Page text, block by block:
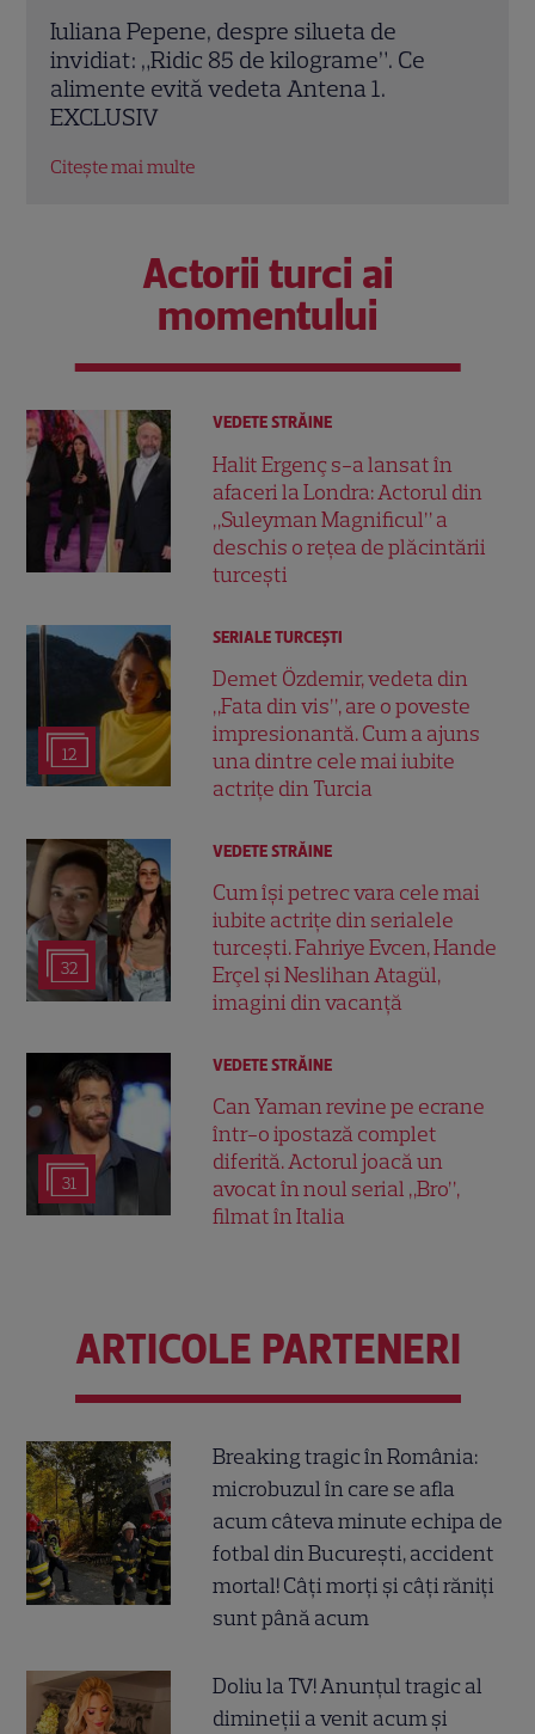
Oana Monea, dezvăluiri despre „Insula
Iubirii: Reuniuni”. Ce spune despre foștii
concurenți: „Anumite lucruri au rămas
nerezolvate” EXCLUSIV
Citește mai multe
Actorii turci ai
momentului
VEDETE STRĂINE
Halit Ergenç s-a lansat în
afaceri la Londra: Actorul din
„Suleyman Magnificul” a
deschis o rețea de plăcintării
turcești
12
SERIALE TURCEŞTI
Demet Özdemir, vedeta din
„Fata din vis”, are o poveste
impresionantă. Cum a ajuns
una dintre cele mai iubite
actrițe din Turcia
32
VEDETE STRĂINE
Cum își petrec vara cele mai
iubite actrițe din serialele
turcești. Fahriye Evcen, Hande
Erçel și Neslihan Atagül,
imagini din vacanță
31
VEDETE STRĂINE
Can Yaman revine pe ecrane
într-o ipostază complet
diferită. Actorul joacă un
avocat în noul serial „Bro”,
filmat în Italia
ARTICOLE PARTENERI
Breaking tragic în România:
microbuzul în care se afla
acum câteva minute echipa de
fotbal din București, accident
mortal! Câți morți și câți răniți
sunt până acum
Doliu la TV! Anunțul tragic al
dimineții a venit acum și